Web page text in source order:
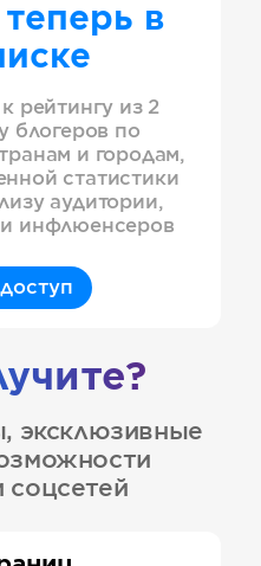
в
рейтингу из 2
блогеров по
и городам,
статистики
аудитории,
инфлюенсеров
эксклюзивные
соцсетей